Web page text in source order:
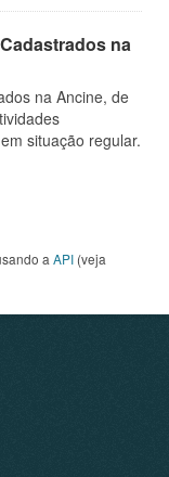
na
na Ancine, de
situação regular.
a API (veja